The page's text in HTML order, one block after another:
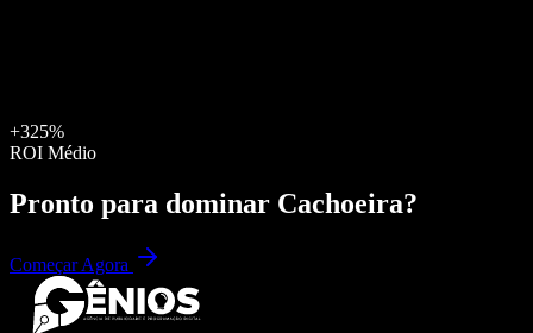
+325%
ROI Médio
Pronto para dominar Cachoeira?
Começar Agora